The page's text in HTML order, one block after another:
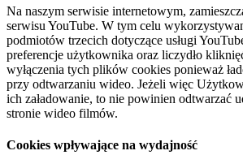
Na naszym serwisie internetowym,
serwisu YouTube. W tym celu
podmiotów trzecich dotyczące usługi
preferencje użytkownika oraz liczydło
wyłączenia tych plików cookies ponieważ
przy odtwarzaniu wideo. Jeżeli więc
ich załadowanie, to nie powinien odtwarzać
stronie wideo filmów.
Cookies wpływające na wydajność